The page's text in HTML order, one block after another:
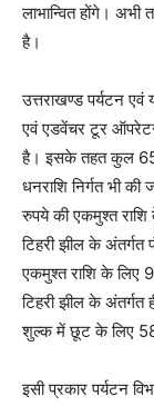
लाभान्वित होंगे।
है।
उत्तराखण्ड पर्यटन
एवं एडवेंचर टूर
है। इसके तहत कुल
धनराशि निर्गत भी
रुपये की एकमुश्त राशि
टिहरी झील के
एकमुश्त राशि के लिए
टिहरी झील के अंतर्गत
शुल्क में छूट के लिए 58
इसी प्रकार पर्यटन